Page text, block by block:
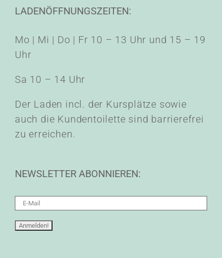
LADENÖFFNUNGSZEITEN:
Mo | Mi | Do | Fr 10 – 13 Uhr und 15 – 19
Uhr
Sa 10 – 14 Uhr
Der Laden incl. der Kursplätze sowie
auch die Kundentoilette sind barrierefrei
zu erreichen.
NEWSLETTER ABONNIEREN: